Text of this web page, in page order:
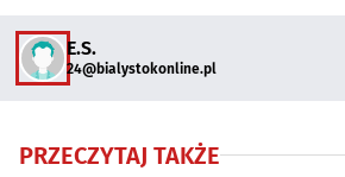
E.S.
24@bialystokonline.pl
PRZECZYTAJ TAKŻE